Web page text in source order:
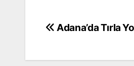
Yazı
Adana’da Tırla